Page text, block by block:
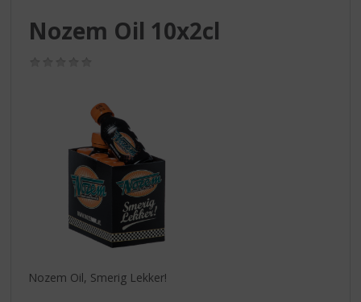
Nozem Oil 10x2cl
Nozem Oil, Smerig Lekker!